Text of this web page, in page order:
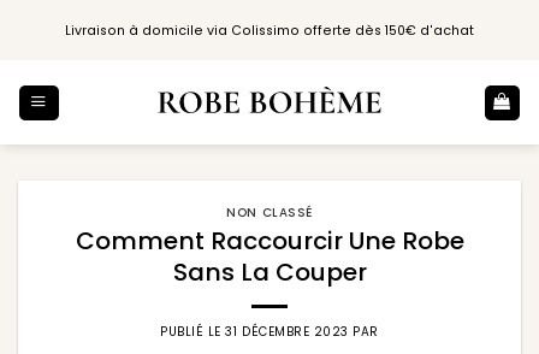
Livraison à domicile via Colissimo offerte dès 150€ d'achat
NON CLASSÉ
Comment Raccourcir Une Robe
Sans La Couper
PUBLIÉ LE31 DÉCEMBRE 2023 PAR